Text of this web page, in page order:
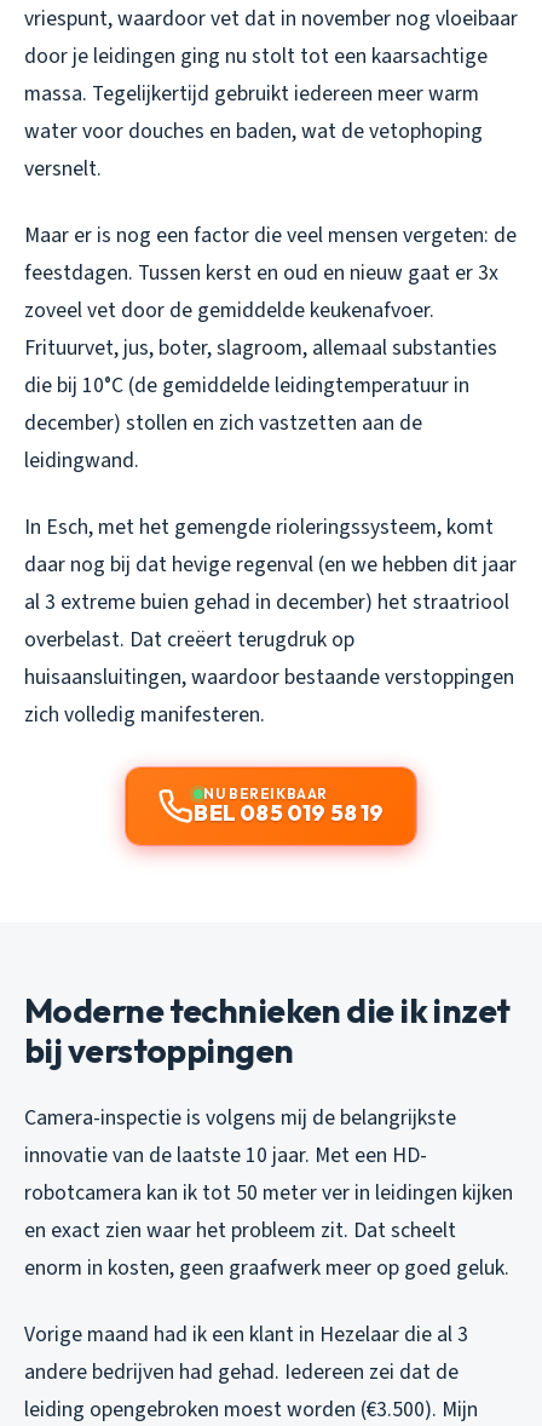
vriespunt, waardoor vet dat in november nog vloeibaar
door je leidingen ging nu stolt tot een kaarsachtige
massa. Tegelijkertijd gebruikt iedereen meer warm
water voor douches en baden, wat de vetophoping
versnelt.
Maar er is nog een factor die veel mensen vergeten: de
feestdagen. Tussen kerst en oud en nieuw gaat er 3x
zoveel vet door de gemiddelde keukenafvoer.
Frituurvet, jus, boter, slagroom, allemaal substanties
die bij 10°C (de gemiddelde leidingtemperatuur in
december) stollen en zich vastzetten aan de
leidingwand.
In Esch, met het gemengde rioleringssysteem, komt
daar nog bij dat hevige regenval (en we hebben dit jaar
al 3 extreme buien gehad in december) het straatriool
overbelast. Dat creëert terugdruk op
huisaansluitingen, waardoor bestaande verstoppingen
zich volledig manifesteren.
NU BEREIKBAAR
BEL 085 019 58 19
Moderne technieken die ik inzet
bij verstoppingen
Camera-inspectie is volgens mij de belangrijkste
innovatie van de laatste 10 jaar. Met een HD-
robotcamera kan ik tot 50 meter ver in leidingen kijken
en exact zien waar het probleem zit. Dat scheelt
enorm in kosten, geen graafwerk meer op goed geluk.
Vorige maand had ik een klant in Hezelaar die al 3
andere bedrijven had gehad. Iedereen zei dat de
leiding opengebroken moest worden (€3.500). Mijn